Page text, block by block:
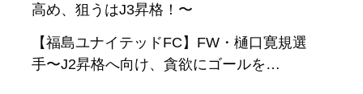
高め、狙うはJ3昇格！〜
【福島ユナイテッドFC】FW・樋口寛規選
手〜J2昇格へ向け、貪欲にゴールを…